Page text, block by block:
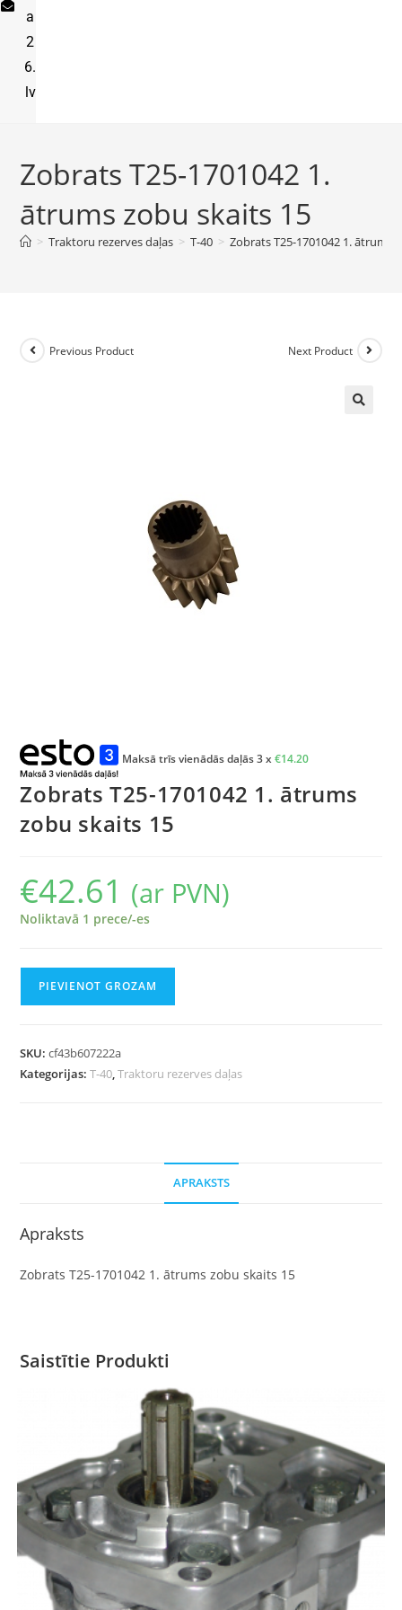
a
2
6.
lv
Zobrats T25-1701042 1.
ātrums zobu skaits 15
> Traktoru rezerves daļas > T-40 > Zobrats T25-1701042 1. ātrums
Previous Product Next Product
Maksā trīs vienādās daļās 3 x€14.20
Zobrats T25-1701042 1. ātrums
zobu skaits 15
€42.61 (ar PVN)
Noliktavā 1 prece/-es
PIEVIENOT GROZAM
SKU:cf43b607222a
Kategorijas:T-40,Traktoru rezerves daļas
APRAKSTS
Apraksts
Zobrats T25-1701042 1. ātrums zobu skaits 15
Saistītie Produkti